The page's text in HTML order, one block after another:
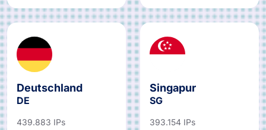
Deutschland
DE
439.883 IPs
Singapur
SG
393.154 IPs